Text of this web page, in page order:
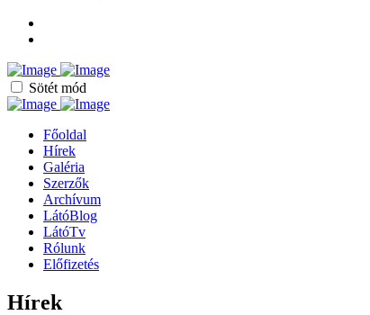
Sötét mód
Főoldal
Hírek
Galéria
Szerzők
Archívum
LátóBlog
LátóTv
Rólunk
Előfizetés
Hírek